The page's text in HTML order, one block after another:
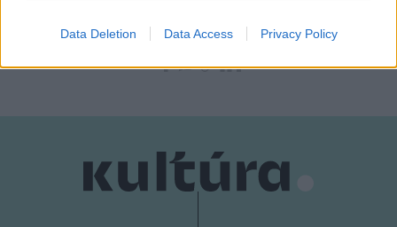
related to personalization.
Data Deletion Data Access Privacy Policy